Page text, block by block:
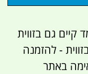
גם בזווית
- להזמנה
באתר